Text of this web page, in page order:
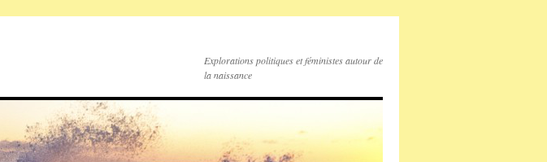
Explorations politiques et féministes autour de
la naissance